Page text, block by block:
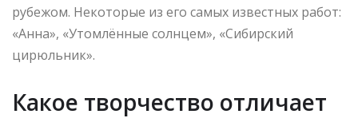
рубежом. Некоторые из его самых известных работ:
«Анна», «Утомлённые солнцем», «Сибирский
цирюльник».
Какое творчество отличает